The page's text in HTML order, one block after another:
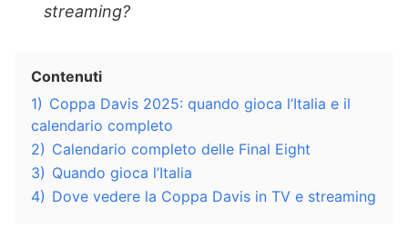
streaming?
Contenuti
1) Coppa Davis 2025: quando gioca l’Italia e il
calendario completo
2) Calendario completo delle Final Eight
3) Quando gioca l’Italia
4) Dove vedere la Coppa Davis in TV e streaming